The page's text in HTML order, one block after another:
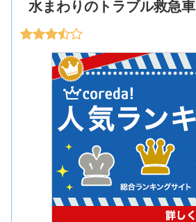
水まわりのトラブル救急車